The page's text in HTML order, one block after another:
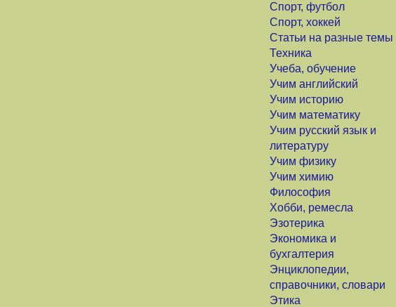
Спорт, футбол
Спорт, хоккей
Статьи на разные темы
Техника
Учеба, обучение
Учим английский
Учим историю
Учим математику
Учим русский язык и
литературу
Учим физику
Учим химию
Философия
Хобби, ремесла
Эзотерика
Экономика и
бухгалтерия
Энциклопедии,
справочники, словари
Этика